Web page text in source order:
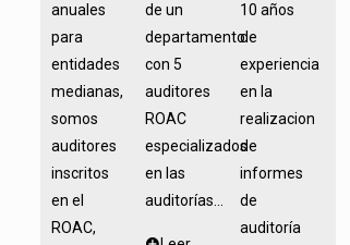
anuales
para
entidades
medianas,
somos
auditores
inscritos
en el
ROAC,
de un
departamento
con 5
auditores
ROAC
especializados
en las
auditorías...
10 años
de
experiencia
en la
realizacion
de
informes
de
auditoría